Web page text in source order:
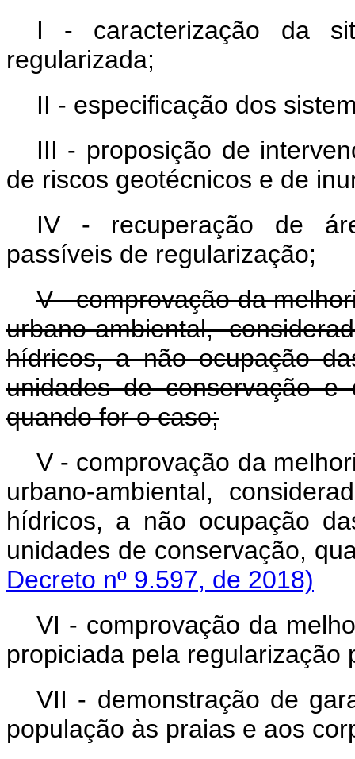
I - caracterização da
regularizada;
II - especificação dos
III - proposição de
de riscos geotécnicos e de
IV - recuperação de
passíveis de regularização;
V - comprovação da
urbano-ambiental,
hídricos, a não ocupação
unidades de conservação
quando for o caso;
V - comprovação da
urbano-ambiental,
hídricos, a não ocupação
unidades de conservação,
Decreto nº 9.597, de 2018)
VI - comprovação da
propiciada pela regularização
VII - demonstração de
população às praias e aos